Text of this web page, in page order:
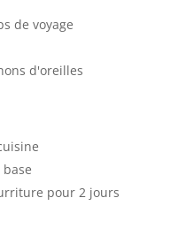
de voyage
d'oreilles
pour 2 jours